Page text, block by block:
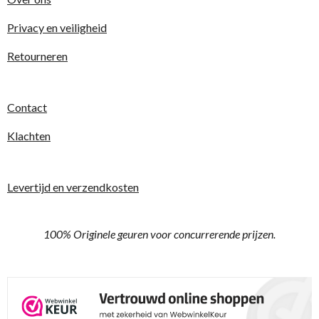
s
t
r
n
e
n n n n
Privacy en veiligheid
Retourneren
Contact
Klachten
Levertijd en verzendkosten
100% Originele geuren voor concurrerende prijzen.